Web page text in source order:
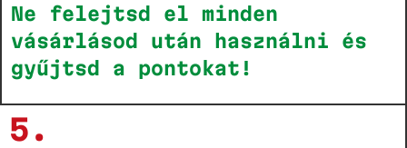
Ne felejtsd el minden
vásárlásod után használni és
gyűjtsd a pontokat!
5.